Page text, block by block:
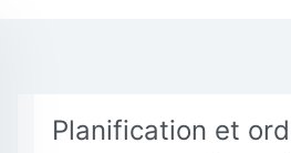
Planification et